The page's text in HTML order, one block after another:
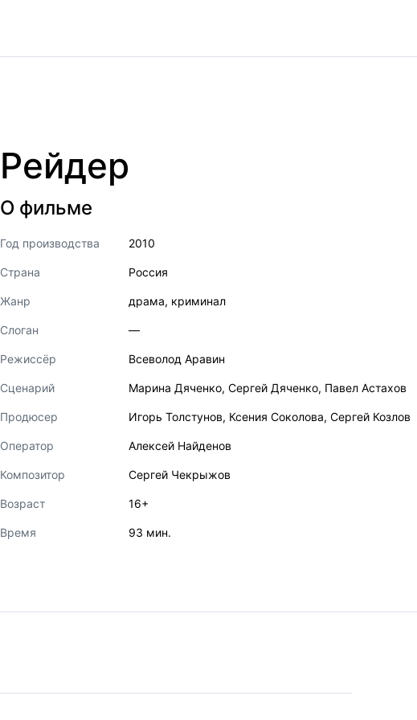
Рейдер
О фильме
Год производства 2010
Страна Россия
Жанр драма, криминал
Слоган —
Режиссёр Всеволод Аравин
Сценарий Марина Дяченко, Сергей Дяченко, Павел Астахов
Продюсер Игорь Толстунов, Ксения Соколова, Сергей Козлов
Оператор Алексей Найденов
Композитор Сергей Чекрыжов
Возраст 16+
Время 93 мин.